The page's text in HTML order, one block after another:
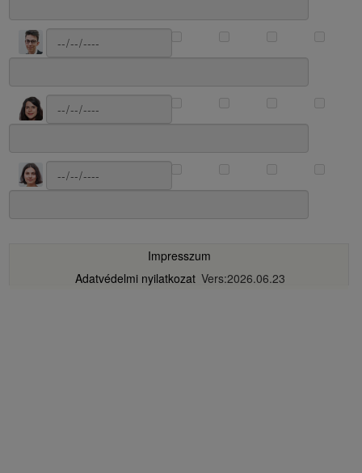
Impresszum
Adatvédelmi nyilatkozat Vers:2026.06.23